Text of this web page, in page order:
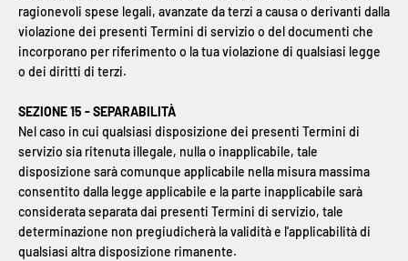
ragionevoli spese legali, avanzate da terzi a causa o derivanti dalla
violazione dei presenti Termini di servizio o del documenti che
incorporano per riferimento o la tua violazione di qualsiasi legge
o dei diritti di terzi.
SEZIONE 15 - SEPARABILITÀ
Nel caso in cui qualsiasi disposizione dei presenti Termini di
servizio sia ritenuta illegale, nulla o inapplicabile, tale
disposizione sarà comunque applicabile nella misura massima
consentito dalla legge applicabile e la parte inapplicabile sarà
considerata separata dai presenti Termini di servizio, tale
determinazione non pregiudicherà la validità e l'applicabilità di
qualsiasi altra disposizione rimanente.